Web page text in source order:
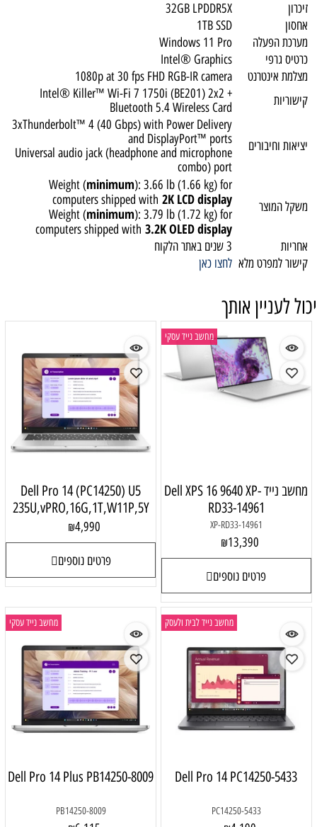
זיכרון
32GB LPDDR5X
אחסון
1TB SSD
מערכת הפעלה
Windows 11 Pro
כרטיס גרפי
Intel® Graphics
מצלמת אינטרנט
1080p at 30 fps FHD RGB-IR camera
קישוריות
Intel® Killer™ Wi-Fi 7 1750i (BE201) 2x2 +
Bluetooth 5.4 Wireless Card
יציאות וחיבורים
3xThunderbolt™ 4 (40 Gbps) with Power Delivery
and DisplayPort™ ports
Universal audio jack (headphone and microphone
combo) port
משקל המוצר
Weight (minimum): 3.66 lb (1.66 kg) for
computers shipped with 2K LCD display
Weight (minimum): 3.79 lb (1.72 kg) for
computers shipped with 3.2K OLED display
אחריות
3 שנים באתר הלקוח
קישור למפרט מלא לחצו כאן
יכול לעניין אותך
מחשב נייד עסקי
מחשב נייד Dell XPS 16 9640 XP-
RD33-14961
XP-RD33-14961
₪13,390
פרטים נוספים
Dell Pro 14 (PC14250) U5
235U,vPRO,16G,1T,W11P,5Y
₪4,990
פרטים נוספים
מחשב נייד לבית ולעסק
Dell Pro 14 PC14250-5433
PC14250-5433
מחשב נייד עסקי
Dell Pro 14 Plus PB14250-8009
PB14250-8009